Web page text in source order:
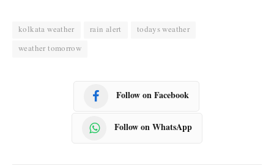
kolkata weather rain alert
todays weather
weather tomorrow
Follow on Facebook
Follow on WhatsApp